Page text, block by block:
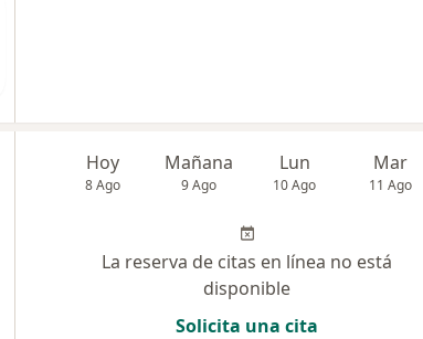
Hoy
8 Ago
Mañana
9 Ago
Lun
10 Ago
Mar
11 Ago
La reserva de citas en línea no está
disponible
Solicita una cita